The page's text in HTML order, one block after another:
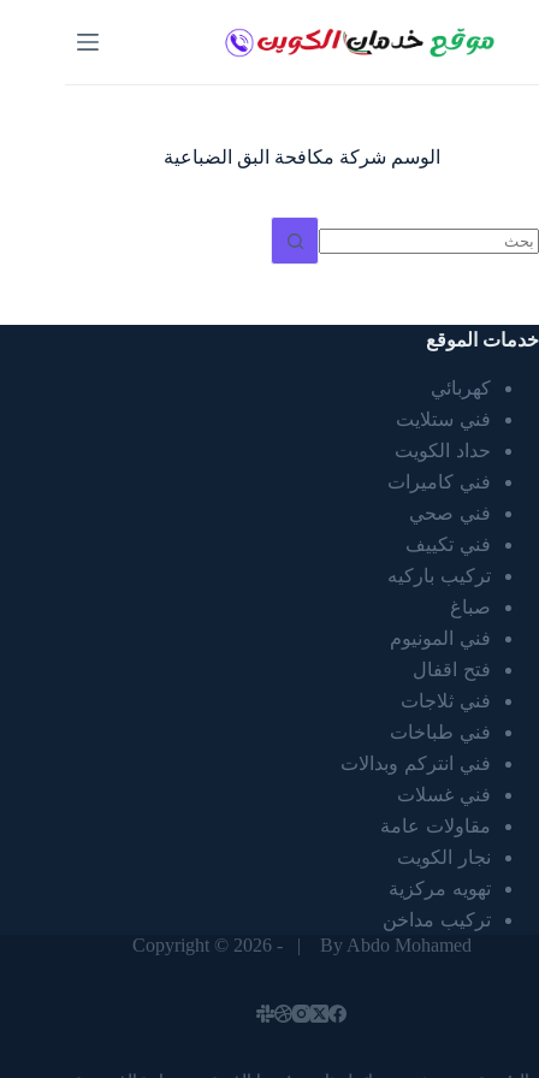
المحتوى
الوسم شركة مكافحة البق الضباعية
لا
توجد
خدمات الموقع
كهربائي
فني ستلايت
حداد الكويت
فني كاميرات
فني صحي
فني تكييف
تركيب باركيه
صباغ
فني المونيوم
فتح اقفال
فني ثلاجات
فني طباخات
فني انتركم وبدالات
فني غسلات
مقاولات عامة
نجار الكويت
تهويه مركزية
تركيب مداخن
Copyright © 2026 - | By Abdo Mohamed